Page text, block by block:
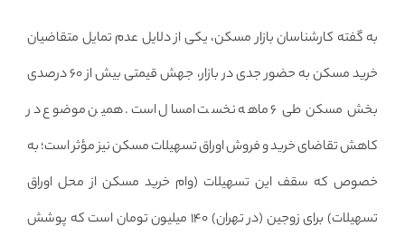
به گفته کارشناسان بازار مسکن، یکی از دلایل عدم تمایل متقاضیان
خرید مسکن به حضور جدی در بازار، جهش قیمتی بیش از ۶۰ درصدی
بخش مسکن طی ۶ ماهه نخست امسال است. همین موضوع در
کاهش تقاضای خرید و فروش اوراق تسهیلات مسکن نیز مؤثر است؛ به
خصوص که سقف این تسهیلات (وام خرید مسکن از محل اوراق
تسهیلات) برای زوجین (در تهران) ۱۴۰ میلیون تومان است که پوشش